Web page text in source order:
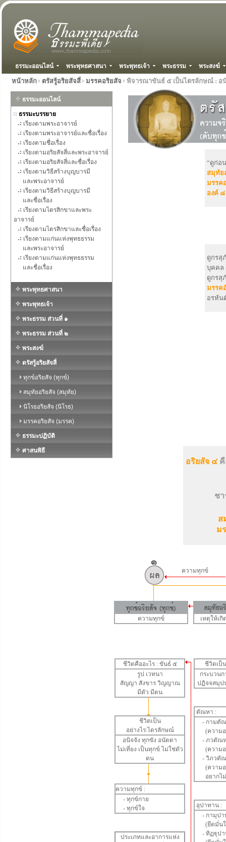
ธรรมะออนไลน์ พระพุทธศาสนา พระพุทธเจ้า พระธรรม พระสงฆ์
หน้าหลัก ตรัสรู้อริยสัจสี่ มรรคอริยสัจ พิจารณาขันธ์ ๕ เป็นไตรลักษณ์ : อ
ธรรมะออนไลน์
ธรรมะบรรยาย
เรียงตามพระอาจารย์
เรียงตามพระอาจารย์และชื่อเรื่อง
เรียงตามชื่อเรื่อง
เรียงตามอริยสัจสี่และพระอาจารย์
เรียงตามอริยสัจสี่และชื่อเรื่อง
เรียงตามวิธีสร้างบุญบารมี
และพระอาจารย์
เรียงตามวิธีสร้างบุญบารมี
และชื่อเรื่อง
เรียงตามไตรสิกขาและพระ
อาจารย์
เรียงตามไตรสิกขาและชื่อเรื่อง
เรียงตามแก่นแห่งพุทธธรรม
และพระอาจารย์
เรียงตามแก่นแห่งพุทธธรรม
และชื่อเรื่อง
พระพุทธศาสนา
พระพุทธเจ้า
พระธรรม ส่วนที่ ๑
พระธรรม ส่วนที่ ๒
พระสงฆ์
ตรัสรู้อริยสัจสี่
ทุกข์อริยสัจ (ทุกข์)
สมุทัยอริยสัจ (สมุทัย)
นิโรธอริยสัจ (นิโรธ)
มรรคอริยสัจ (มรรค)
ธรรมะปฏิบัติ
ศาสนพิธี
“ดูก่อ
สมุทัย
มรรค
องค์ ๘
ดูกรสุ
บุคคล
ดูกรสุ
มรรค
อรหัน
อริยสัจ ๔
ช
ส
ม
ความทุกข์
ความทุกข์ เหตุให้เ
ชีวิตคืออะไร : ขันธ์ ๕
รูป เวทนา
สัญญา สังขาร วิญญาณ
มีตัว มีตน
ชีวิตเป็น
อย่างไร:ไตรลักษณ์
อนิจจัง ทุกขัง อนัตตา
ไม่เที่ยง เป็นทุกข์ ไม่ใช่ตัว
ตน
ความทุกข์ :
- ทุกข์กาย
- ทุกข์ใจ
ประเภทและอาการแห่ง
ชีวิตเป็
กระบวน
ปฏิจจสมุป
ตัณหา :
- กามตั
(ความอ
- ภวตัณ
(ความอ
- วิภวตั
(ความอ
อยากไม่
อุปาทาน :
- กามุป
(ยึดมั่นใ
- ทิฏฐุป